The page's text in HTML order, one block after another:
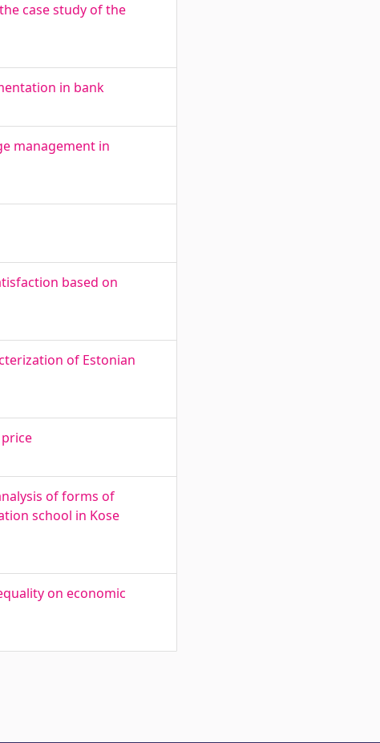
case study of the
in bank
management in
based on
of Estonian
of forms of
school in Kose
on economic